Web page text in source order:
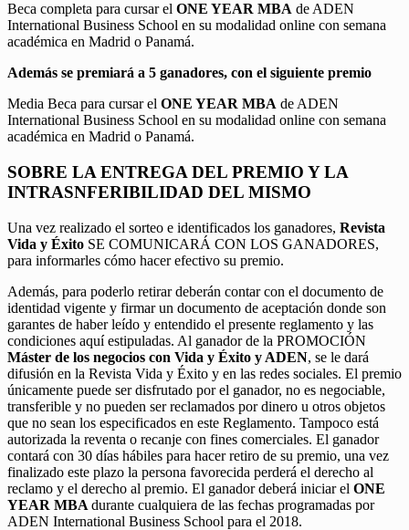
Beca completa para cursar el ONE YEAR MBA de ADEN
International Business School en su modalidad online con semana
académica en Madrid o Panamá.
Además se premiará a 5 ganadores, con el siguiente premio
Media Beca para cursar el ONE YEAR MBA de ADEN
International Business School en su modalidad online con semana
académica en Madrid o Panamá.
SOBRE LA ENTREGA DEL PREMIO Y LA
INTRASNFERIBILIDAD DEL MISMO
Una vez realizado el sorteo e identificados los ganadores, Revista
Vida y Éxito SE COMUNICARÁ CON LOS GANADORES,
para informarles cómo hacer efectivo su premio.
Además, para poderlo retirar deberán contar con el documento de
identidad vigente y firmar un documento de aceptación donde son
garantes de haber leído y entendido el presente reglamento y las
condiciones aquí estipuladas. Al ganador de la PROMOCIÓN
Máster de los negocios con Vida y Éxito y ADEN, se le dará
difusión en la Revista Vida y Éxito y en las redes sociales. El premio
únicamente puede ser disfrutado por el ganador, no es negociable,
transferible y no pueden ser reclamados por dinero u otros objetos
que no sean los especificados en este Reglamento. Tampoco está
autorizada la reventa o recanje con fines comerciales. El ganador
contará con 30 días hábiles para hacer retiro de su premio, una vez
finalizado este plazo la persona favorecida perderá el derecho al
reclamo y el derecho al premio. El ganador deberá iniciar el ONE
YEAR MBA durante cualquiera de las fechas programadas por
ADEN International Business School para el 2018.